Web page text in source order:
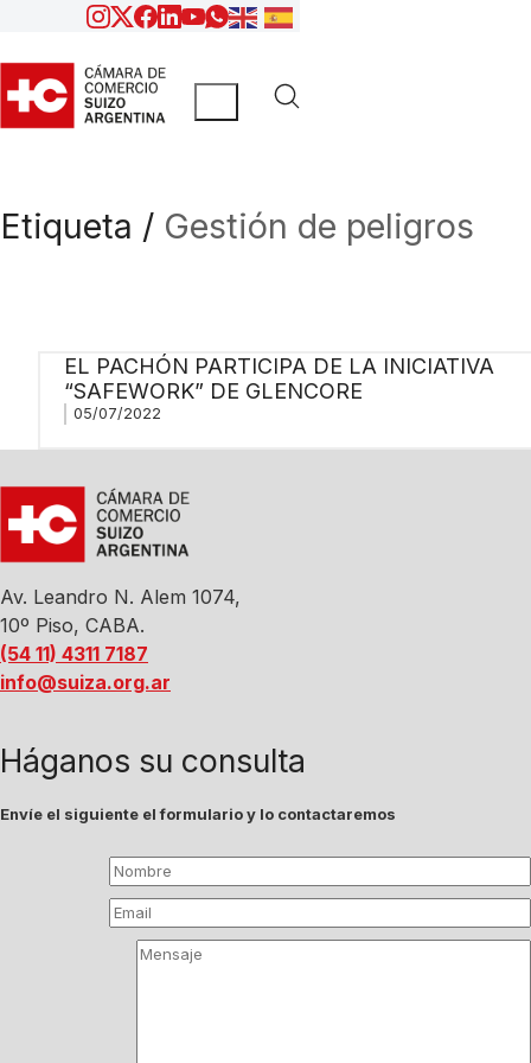
Etiqueta / Gestión de peligros
EL PACHÓN PARTICIPA DE LA INICIATIVA
“SAFEWORK” DE GLENCORE
05/07/2022
Av. Leandro N. Alem 1074,
10º Piso, CABA.
(54 11) 4311 7187
info@suiza.org.ar
Háganos su consulta
Envíe el siguiente el formulario y lo contactaremos